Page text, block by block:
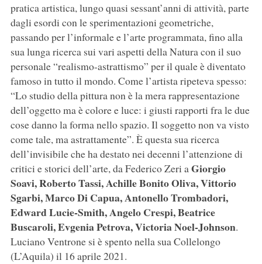
pratica artistica, lungo quasi sessant’anni di attività, parte
dagli esordi con le sperimentazioni geometriche,
passando per l’informale e l’arte programmata, fino alla
sua lunga ricerca sui vari aspetti della Natura con il suo
personale “realismo-astrattismo” per il quale è diventato
famoso in tutto il mondo. Come l’artista ripeteva spesso:
“Lo studio della pittura non è la mera rappresentazione
dell’oggetto ma è colore e luce: i giusti rapporti fra le due
cose danno la forma nello spazio. Il soggetto non va visto
come tale, ma astrattamente”. È questa sua ricerca
dell’invisibile che ha destato nei decenni l’attenzione di
critici e storici dell’arte, da Federico Zeri aGiorgio
Soavi, Roberto Tassi, Achille Bonito Oliva, Vittorio
Sgarbi, Marco Di Capua, Antonello Trombadori,
Edward Lucie-Smith, Angelo Crespi, Beatrice
Buscaroli, Evgenia Petrova, Victoria Noel-Johnson.
Luciano Ventrone si è spento nella sua Collelongo
(L’Aquila) il 16 aprile 2021.